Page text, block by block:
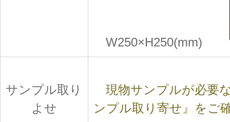
W250×H250(mm)
サンプル取り
よせ
現物サンプルが必要
ンプル取り寄せ』をご